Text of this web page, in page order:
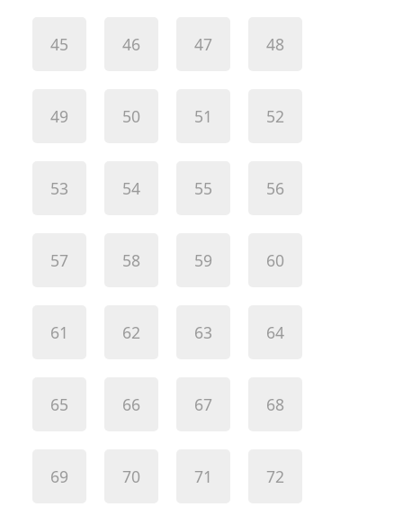
45 46 47 48
49 50 51 52
53 54 55 56
57 58 59 60
61 62 63 64
65 66 67 68
69 70 71 72